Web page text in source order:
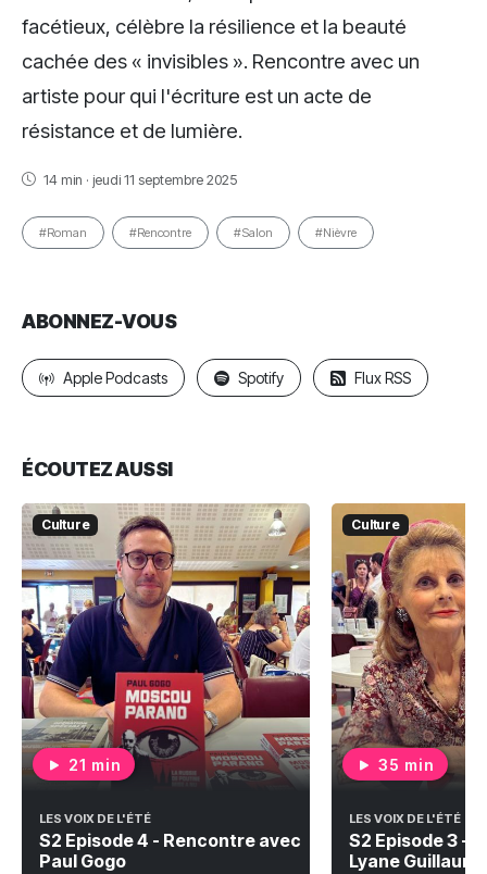
facétieux, célèbre la résilience et la beauté
cachée des « invisibles ». Rencontre avec un
artiste pour qui l'écriture est un acte de
résistance et de lumière.
14 min · jeudi 11 septembre 2025
#Roman #Rencontre #Salon #Nièvre
ABONNEZ-VOUS
Apple Podcasts Spotify Flux RSS
ÉCOUTEZ AUSSI
Culture
21 min
LES VOIX DE L'ÉTÉ
S2 Episode 4 - Rencontre avec
Paul Gogo
Culture
35 min
LES VOIX DE L'ÉTÉ
S2 Episode 3 -
Lyane